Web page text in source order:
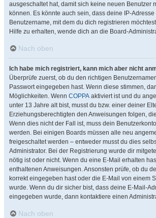
ausgeschaltet hat, damit sich keine neuen Benutzer
können. Es könnte auch sein, dass deine IP-
Benutzername, mit dem du dich registrieren
Hilfe zu erhalten, wende dich an die Board-
Nach oben
Ich habe mich registriert, kann mich aber nicht
Überprüfe zuerst, ob du den richtigen
Passwort eingegeben hast. Wenn diese stimmen,
Möglichkeiten. Wenn COPPA aktiviert ist und du
unter 13 Jahre alt bist, musst du bzw. einer deiner
Erziehungsberechtigten den Anweisungen folgen,
Wenn dies nicht der Fall ist, muss dein
werden. Bei einigen Boards müssen alle neu
freigeschaltet werden – entweder musst du dies
Administrator. Bei der Registrierung wurde dir
nötig ist oder nicht. Wenn du eine E-Mail erhalten
enthaltenen Anweisungen. Ansonsten prüfe, ob du
korrekt eingegeben hast oder die E-Mail von einem
wurde. Wenn du dir sicher bist, dass deine E-Mail-
eingegeben wurde, dann kontaktiere einen
Nach oben